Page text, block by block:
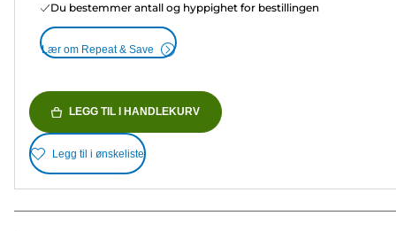
Du bestemmer antall og hyppighet for bestillingen
Lær om Repeat & Save
LEGG TIL I HANDLEKURV
Legg til i ønskeliste